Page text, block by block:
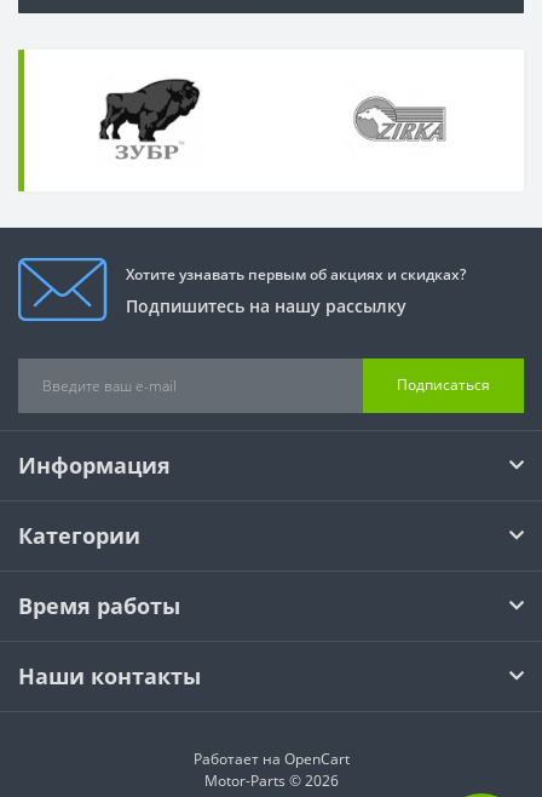
Хотите узнавать первым об акциях и скидках?
Подпишитесь на нашу рассылку
Подписаться
Информация
Категории
Время работы
Наши контакты
Работает на OpenCart
Motor-Parts © 2026